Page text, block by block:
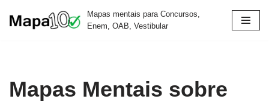
Mapas mentais para Concursos,
Enem, OAB, Vestibular
Mapas Mentais sobre